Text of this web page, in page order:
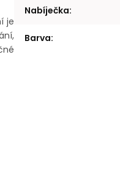
je
Nabíječka:
Barva: